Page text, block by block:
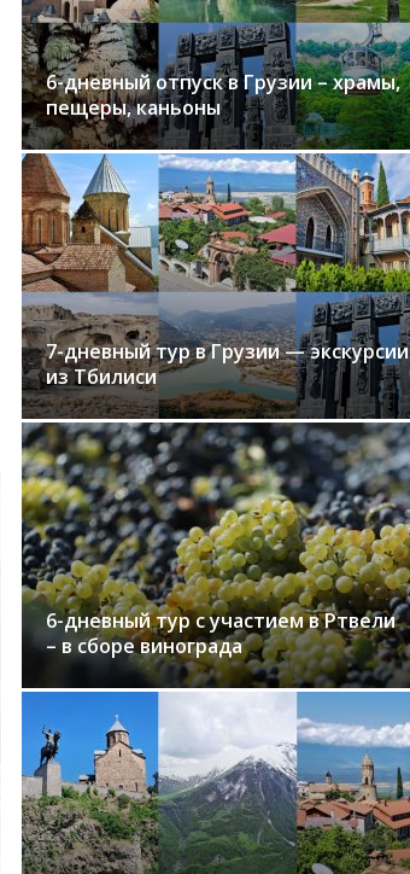
6-дневный отпуск в Грузии – храмы,
пещеры, каньоны
7-дневный тур в Грузии — экскурсии
из Тбилиси
6-дневный тур с участием в Ртвели
– в сборе винограда